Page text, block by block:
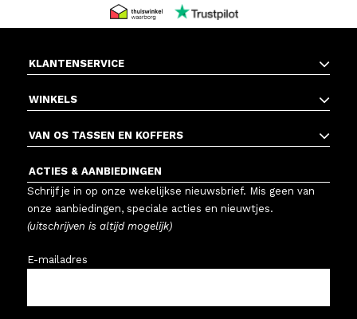
KLANTENSERVICE
WINKELS
VAN OS TASSEN EN KOFFERS
ACTIES & AANBIEDINGEN
Schrijf je in op onze wekelijkse nieuwsbrief. Mis geen van
onze aanbiedingen, speciale acties en nieuwtjes.
(uitschrijven is altijd mogelijk)
E-mailadres